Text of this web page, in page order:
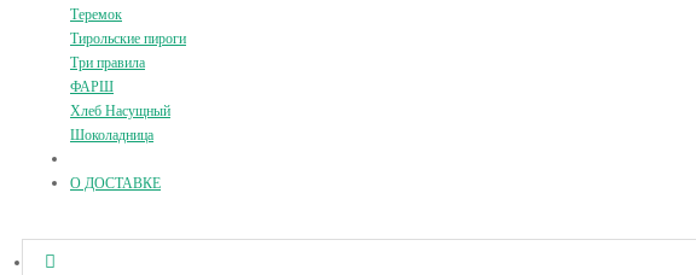
Теремок
Тирольские пироги
Три правила
ФАРШ
Хлеб Насущный
Шоколадница
О ДОСТАВКЕ